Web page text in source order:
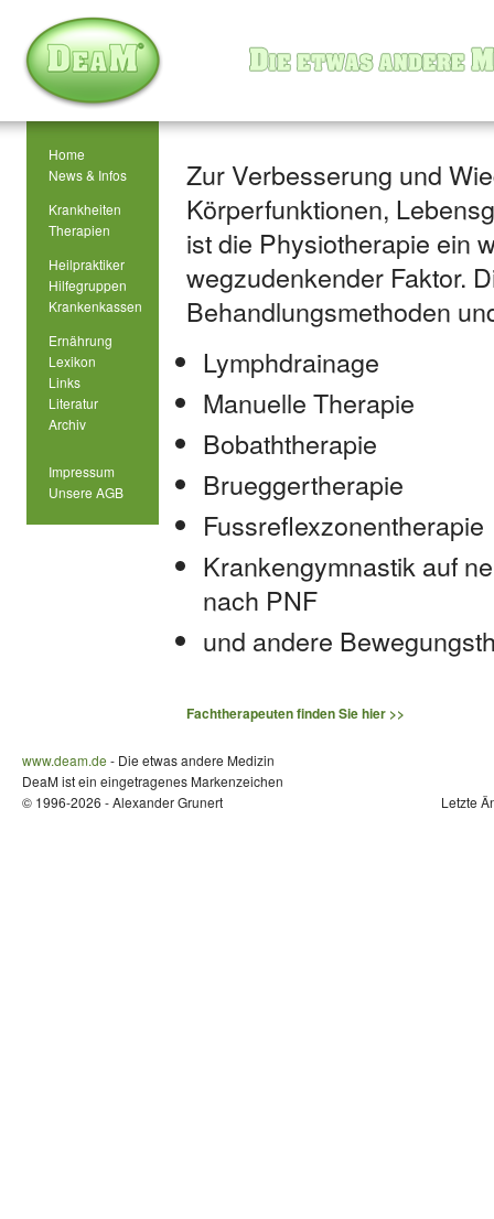
Home
News & Infos
Krankheiten
Therapien
Heilpraktiker
Hilfegruppen
Krankenkassen
Ernährung
Lexikon
Links
Literatur
Archiv
Impressum
Unsere AGB
Zur Verbesserung und
Körperfunktionen,
ist die Physiotherapie ein
wegzudenkender Faktor.
Behandlungsmethoden
Lymphdrainage
Manuelle Therapie
Bobaththerapie
Brueggertherapie
Fussreflexzonentherapie
Krankengymnastik auf
nach PNF
und andere
Fachtherapeuten finden Sie hier >>
www.deam.de - Die etwas andere Medizin
DeaM ist ein eingetragenes Markenzeichen
© 1996-2026 - Alexander Grunert
Letzte